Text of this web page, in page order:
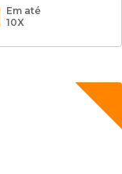
Em até
10X